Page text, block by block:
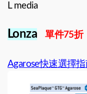
L media
Lonza 單件75折
Agarose快速選擇